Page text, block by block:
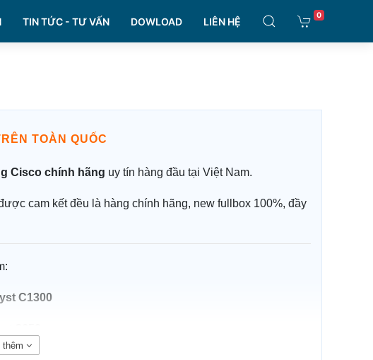
TIN TỨC - TƯ VẤN DOWLOAD LIÊN HỆ
0
TOÀN QUỐC
Cisco chính hãng uy tín hàng đầu tại Việt Nam.
cam kết đều là hàng chính hãng, new fullbox 100%, đầy
C1300